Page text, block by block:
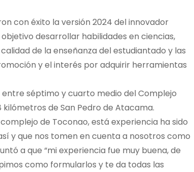
con éxito la versión 2024 del innovador
desarrollar habilidades en ciencias,
de la enseñanza del estudiantado y las
y el interés por adquirir herramientas
séptimo y cuarto medio del Complejo
de San Pedro de Atacama.
de Toconao, está experiencia ha sido
y que nos tomen en cuenta a nosotros como
a que “mi experiencia fue muy buena, de
como formularlos y te da todas las